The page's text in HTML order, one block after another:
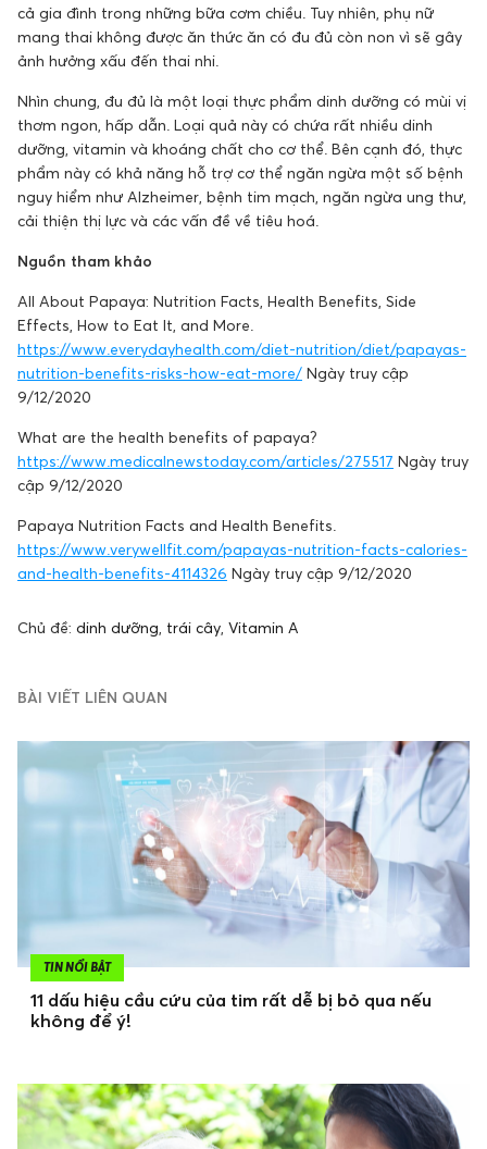
cả gia đình trong những bữa cơm chiều. Tuy nhiên, phụ nữ
mang thai không được ăn thức ăn có đu đủ còn non vì sẽ gây
ảnh hưởng xấu đến thai nhi.
Nhìn chung, đu đủ là một loại thực phẩm dinh dưỡng có mùi vị
thơm ngon, hấp dẫn. Loại quả này có chứa rất nhiều dinh
dưỡng, vitamin và khoáng chất cho cơ thể. Bên cạnh đó, thực
phẩm này có khả năng hỗ trợ cơ thể ngăn ngừa một số bệnh
nguy hiểm như Alzheimer, bệnh tim mạch, ngăn ngừa ung thư,
cải thiện thị lực và các vấn đề về tiêu hoá.
Nguồn tham khảo
All About Papaya: Nutrition Facts, Health Benefits, Side
Effects, How to Eat It, and More.
https://www.everydayhealth.com/diet-nutrition/diet/papayas-
nutrition-benefits-risks-how-eat-more/ Ngày truy cập
9/12/2020
What are the health benefits of papaya?
https://www.medicalnewstoday.com/articles/275517 Ngày truy
cập 9/12/2020
Papaya Nutrition Facts and Health Benefits.
https://www.verywellfit.com/papayas-nutrition-facts-calories-
and-health-benefits-4114326 Ngày truy cập 9/12/2020
Chủ đề: dinh dưỡng trái cây Vitamin A
BÀI VIẾT LIÊN QUAN
TIN NỔI BẬT
11 dấu hiệu cầu cứu của tim rất dễ bị bỏ qua nếu
không để ý!